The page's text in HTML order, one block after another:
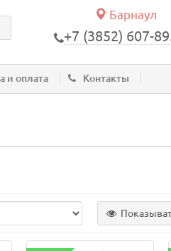
Барнаул
+7 (3852) 607-
и оплата Контакты